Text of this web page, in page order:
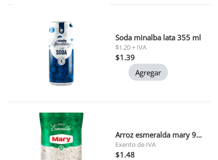
Soda minalba lata 355 ml
$1.20 + IVA
$1.39
Agregar
Arroz esmeralda mary 900 gr
Exento de IVA
$1.48